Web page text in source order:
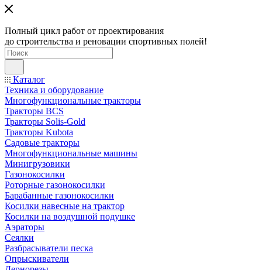
Полный цикл работ от проектирования
до строительства и реновации спортивных полей!
Каталог
Техника и оборудование
Многофункциональные тракторы
Тракторы BCS
Тракторы Solis-Gold
Тракторы Kubota
Садовые тракторы
Многофункциональные машины
Минигрузовики
Газонокосилки
Роторные газонокосилки
Барабанные газонокосилки
Косилки навесные на трактор
Косилки на воздушной подушке
Аэраторы
Сеялки
Разбрасыватели песка
Опрыскиватели